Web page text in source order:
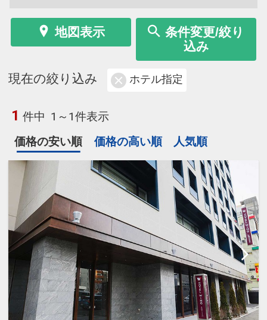
地図表示
条件変更/絞り
込み
現在の絞り込み ホテル指定
1 件中 1～1件表示
価格の安い順
価格の高い順 人気順